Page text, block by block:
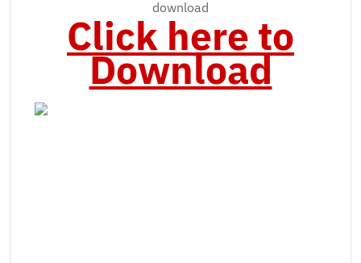
download
Click here to
Download